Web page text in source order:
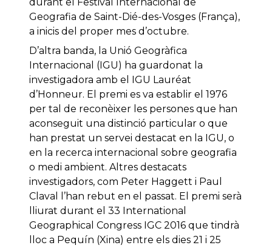
Geografia de Saint-Dié-des-Vosges (França),
a inicis del proper mes d’octubre.
D’altra banda, la Unió Geogràfica
Internacional (IGU) ha guardonat la
investigadora amb el IGU Lauréat
d’Honneur. El premi es va establir el 1976
per tal de reconèixer les persones que han
aconseguit una distinció particular o que
han prestat un servei destacat en la IGU, o
en la recerca internacional sobre geografia
o medi ambient. Altres destacats
investigadors, com Peter Haggett i Paul
Claval l’han rebut en el passat. El premi serà
lliurat durant el 33 International
Geographical Congress IGC 2016 que tindrà
lloc a Pequín (Xina) entre els dies 21 i 25